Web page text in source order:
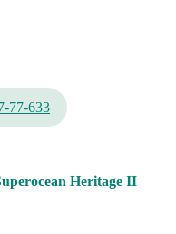
77-633
Hеritаgе II